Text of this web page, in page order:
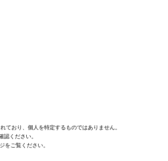
ており、個人を特定するものではありません。
認ください。
をご覧ください。